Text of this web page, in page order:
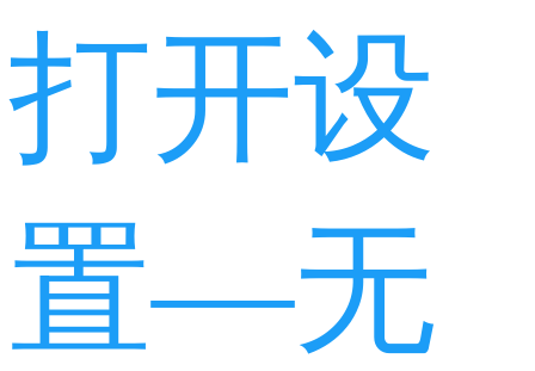
打开设
置—无